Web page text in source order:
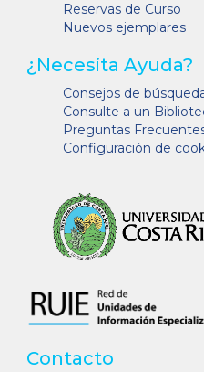
Reservas de Curso
Nuevos ejemplares
¿Necesita Ayuda?
Consejos de
Consulte a un
Preguntas
Configuración de
Contacto